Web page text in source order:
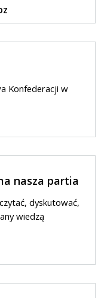
Konfederacji w
nasza partia
dyskutować,
wiedzą